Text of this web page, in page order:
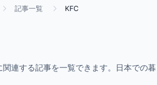
記事一覧 KFC
関連する記事を一覧できます。日本での